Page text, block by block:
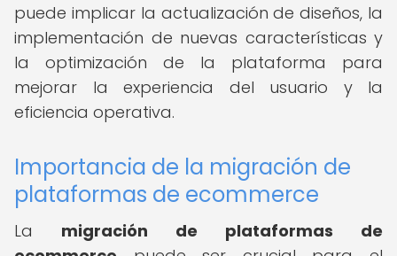
puede implicar la actualización de diseños, la
implementación de nuevas características y
la optimización de la plataforma para
mejorar la experiencia del usuario y la
eficiencia operativa.
Importancia de la migración de
plataformas de ecommerce
La migración de plataformas de